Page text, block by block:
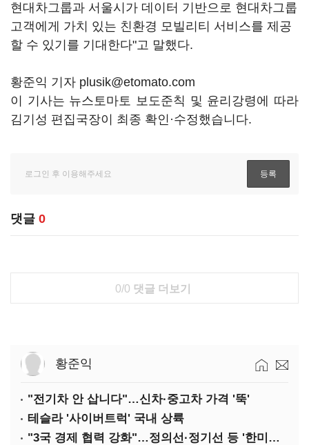
현대차그룹과 서울시가 데이터 기반으로 현대차그룹
고객에게 가치 있는 친환경 모빌리티 서비스를 제공
할 수 있기를 기대한다"고 말했다.
황준익 기자 plusik@etomato.com
이 기사는 뉴스토마토 보도준칙 및 윤리강령에 따라
김기성 편집국장이 최종 확인·수정했습니다.
댓글 0
0/0 댓글 더보기
황준익
"전기차 안 삽니다"…신차·중고차 가격 '뚝'
테슬라 '사이버트럭' 국내 상륙
"3국 경제 협력 강화"…정의선·정기선 등 '한미일 경제대화' 참석